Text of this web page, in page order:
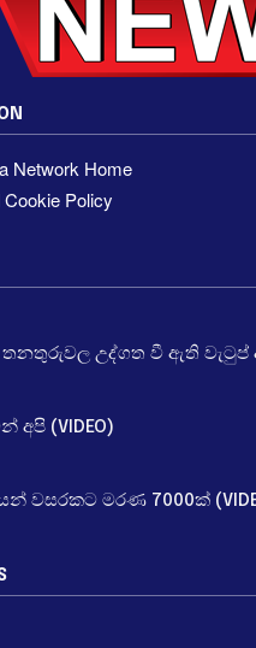
Network Home
Policy
උද්ගත වී ඇති වැටුප්
අපි (VIDEO)
වසරකට මරණ 7000ක්